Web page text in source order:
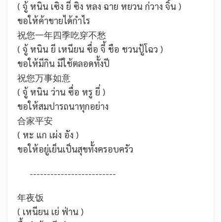
( จู้ หนิน เซิง ยี่ ซิง หลง ฉาย หยวน ก่วาง จิ้น )
ขอให้ค้าขายได้กำไร
祝您一年四季吃穿不愁
( จู้ หนิน ยี เหนียน ซื่อ จี้ ชือ ชวนปู้โฉว )
ขอให้มีกิน มีใช้ตลอดทั้งปี
祝您万事如意
( จู้ หนิน ว่าน ซื่อ หรู ยี่ )
ขอให้สมปารถนาทุกอย่าง
合家平安
( หะ แก เผ่ง อัง )
ขอให้อยู่เย็นเป็นสุขทั้งครอบครัว
-------------------------
年夜饭
( เหนียน เย่ ฟ่าน )